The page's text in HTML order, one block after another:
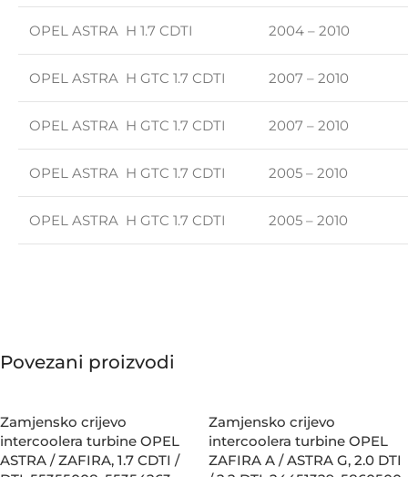
OPEL ASTRA H 1.7 CDTI 2004 – 2010
OPEL ASTRA H GTC 1.7 CDTI 2007 – 2010
OPEL ASTRA H GTC 1.7 CDTI 2007 – 2010
OPEL ASTRA H GTC 1.7 CDTI 2005 – 2010
OPEL ASTRA H GTC 1.7 CDTI 2005 – 2010
Povezani proizvodi
Zamjensko crijevo
intercoolera turbine OPEL
ASTRA / ZAFIRA, 1.7 CDTI /
Zamjensko crijevo
intercoolera turbine OPEL
ZAFIRA A / ASTRA G, 2.0 DTI